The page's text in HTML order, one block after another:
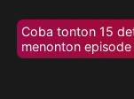
Coba tonton 15
menonton